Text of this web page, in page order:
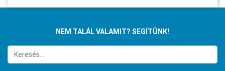
NEM TALÁL VALAMIT? SEGÍTÜNK!